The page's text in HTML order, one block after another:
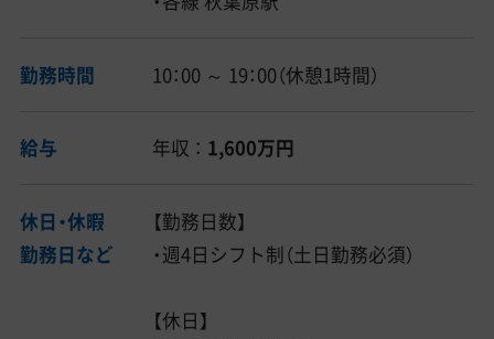
勤務時間 10：00 ～ 19：00（休憩1時間）
給与 年収 ： 1,600万円
休日・休暇
勤務日など
【勤務日数】
・週4日シフト制（土日勤務必須）
【休日】